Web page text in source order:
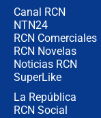
Canal RCN
NTN24
RCN Comerciales
RCN Novelas
Noticias RCN
SuperLike
La República
RCN Social